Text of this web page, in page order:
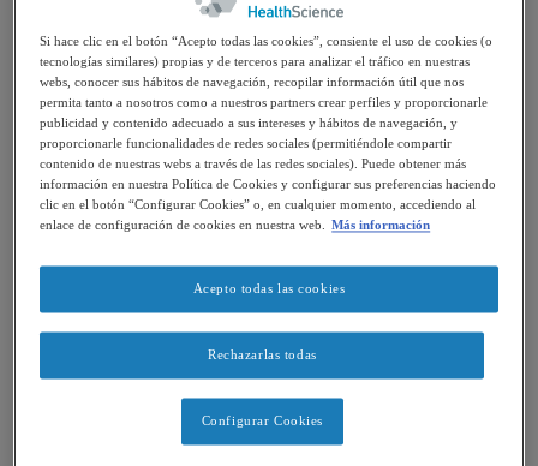
consejos de higiene y cuidado personal para prevenir
posibles complicaciones asociadas al uso de una sonda
de nutrición enteral.
Si hace clic en el botón “Acepto todas las cookies”, consiente el uso de cookies (o
tecnologías similares) propias y de terceros para analizar el tráfico en nuestras
webs, conocer sus hábitos de navegación, recopilar información útil que nos
permita tanto a nosotros como a nuestros partners crear perfiles y proporcionarle
publicidad y contenido adecuado a sus intereses y hábitos de navegación, y
proporcionarle funcionalidades de redes sociales (permitiéndole compartir
contenido de nuestras webs a través de las redes sociales). Puede obtener más
información en nuestra Política de Cookies y configurar sus preferencias haciendo
clic en el botón “Configurar Cookies” o, en cualquier momento, accediendo al
enlace de configuración de cookies en nuestra web.
Más información
Rechazarlas todas
Acepto todas las cookies
Configurar Cookies